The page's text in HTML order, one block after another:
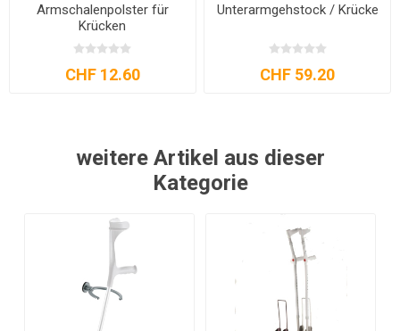
Armschalenpolster für
Krücken
CHF 12.60
Unterarmgehstock / Krücke
CHF 59.20
weitere Artikel aus dieser
Kategorie